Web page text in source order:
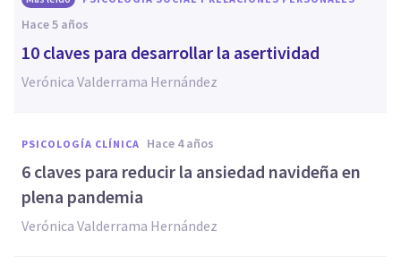
hace 5 años
10 claves para desarrollar la asertividad
Verónica Valderrama Hernández
PSICOLOGÍA CLÍNICA hace 4 años
6 claves para reducir la ansiedad navideña en
plena pandemia
Verónica Valderrama Hernández